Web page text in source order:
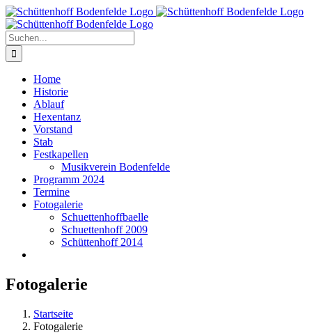
Zum
Inhalt
springen
Suche
nach:
Home
Historie
Ablauf
Hexentanz
Vorstand
Stab
Festkapellen
Musikverein Bodenfelde
Programm 2024
Termine
Fotogalerie
Schuettenhoffbaelle
Schuettenhoff 2009
Schüttenhoff 2014
Fotogalerie
Startseite
Fotogalerie